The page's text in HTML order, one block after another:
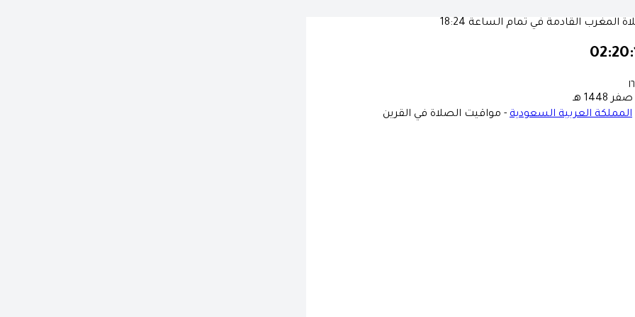
المغرب القادمة في تمام الساعة 18:24
المملكة العربية السعودية - مواقيت الصلاة في القرين